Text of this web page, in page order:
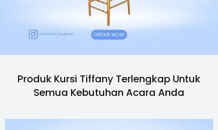
Produk Kursi Tiffany Terlengkap Untuk
Semua Kebutuhan Acara Anda